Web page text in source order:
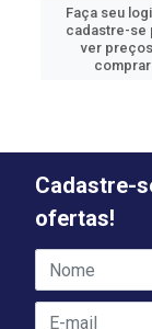
Faça seu
cadastre-se
ver
comprar
Cadastre-
ofertas!